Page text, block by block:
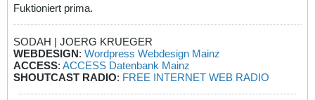
Fuktioniert prima.
SODAH | JOERG KRUEGER
WEBDESIGN: Wordpress Webdesign Mainz
ACCESS: ACCESS Datenbank Mainz
SHOUTCAST RADIO: FREE INTERNET WEB RADIO